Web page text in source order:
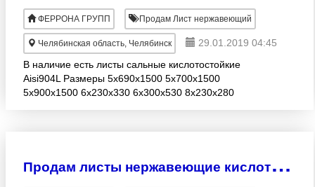
ФЕРРОНА ГРУПП Продам Лист нержавеющий
Челябинская область, Челябинск
29.01.2019 04:45
В наличие есть листы сальные кислотостойкие
Aisi904L Размеры 5х690х1500 5х700х1500
5х900х1500 6х230х330 6х300х530 8х230х280
П
родам листы нержавеющие кислотостойкие